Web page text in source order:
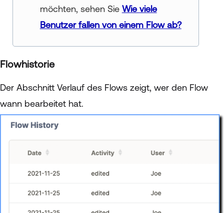
möchten, sehen Sie Wie viele
Benutzer fallen von einem Flow ab?
Flowhistorie
Der Abschnitt Verlauf des Flows zeigt, wer den Flow
wann bearbeitet hat.